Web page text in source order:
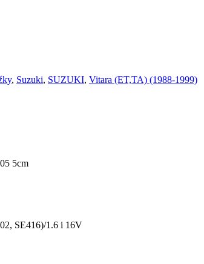
, Suzuki, SUZUKI, Vitara (ET,TA) (1988-1999)
5cm
SE416)/1.6 i 16V